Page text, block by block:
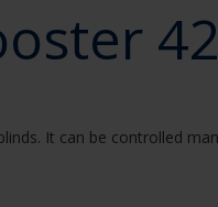
It can be controlled